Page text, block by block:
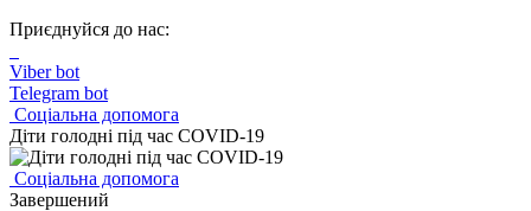
Приєднуйся до нас:
Viber bot
Telegram bot
Соціальна допомога
Діти голодні під час COVID-19
Соціальна допомога
Завершений